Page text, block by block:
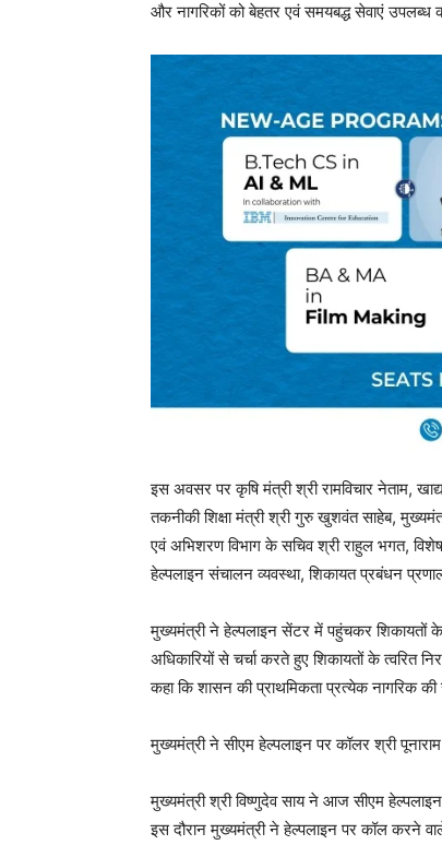
और नागरिकों को बेहतर एवं समयबद्ध सेवाएं
इस अवसर पर कृषि मंत्री श्री रामविचार नेताम,
तकनीकी शिक्षा मंत्री श्री गुरु खुशवंत साहेब,
एवं अभिशरण विभाग के सचिव श्री राहुल भगत,
हेल्पलाइन संचालन व्यवस्था, शिकायत प्रबंधन
मुख्यमंत्री ने हेल्पलाइन सेंटर में पहुंचकर शिकायतों के
अधिकारियों से चर्चा करते हुए शिकायतों के त्वरित
कहा कि शासन की प्राथमिकता प्रत्येक नागरिक
मुख्यमंत्री ने सीएम हेल्पलाइन पर कॉलर श्री
मुख्यमंत्री श्री विष्णुदेव साय ने आज सीएम
इस दौरान मुख्यमंत्री ने हेल्पलाइन पर कॉल करने